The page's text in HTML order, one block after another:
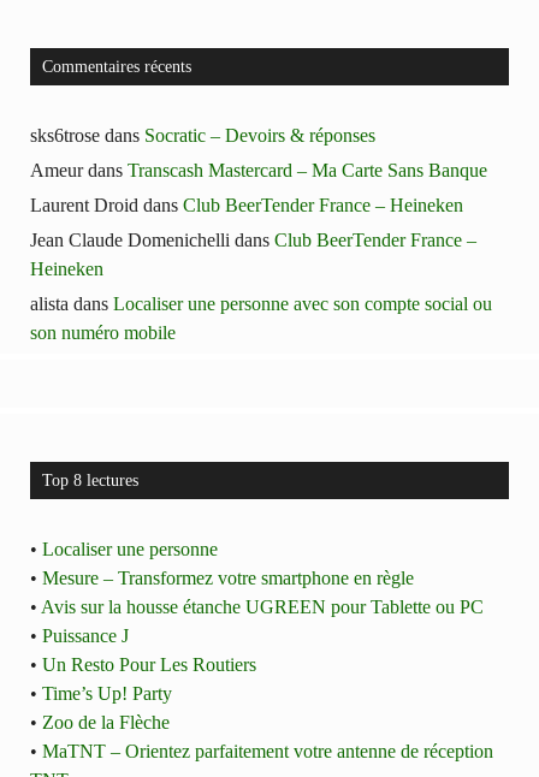
Commentaires récents
sks6trose dans Socratic – Devoirs & réponses
Ameurdans Transcash Mastercard – Ma Carte Sans Banque
Laurent Droid dans Club BeerTender France – Heineken
Jean Claude Domenichelli dans Club BeerTender France –
Heineken
alista dans Localiser une personne avec son compte social ou
son numéro mobile
Top 8 lectures
• Localiser une personne
• Mesure – Transformez votre smartphone en règle
• Avis sur la housse étanche UGREEN pour Tablette ou PC
• Puissance J
• Un Resto Pour Les Routiers
• Time’s Up! Party
• Zoo de la Flèche
• MaTNT – Orientez parfaitement votre antenne de réception